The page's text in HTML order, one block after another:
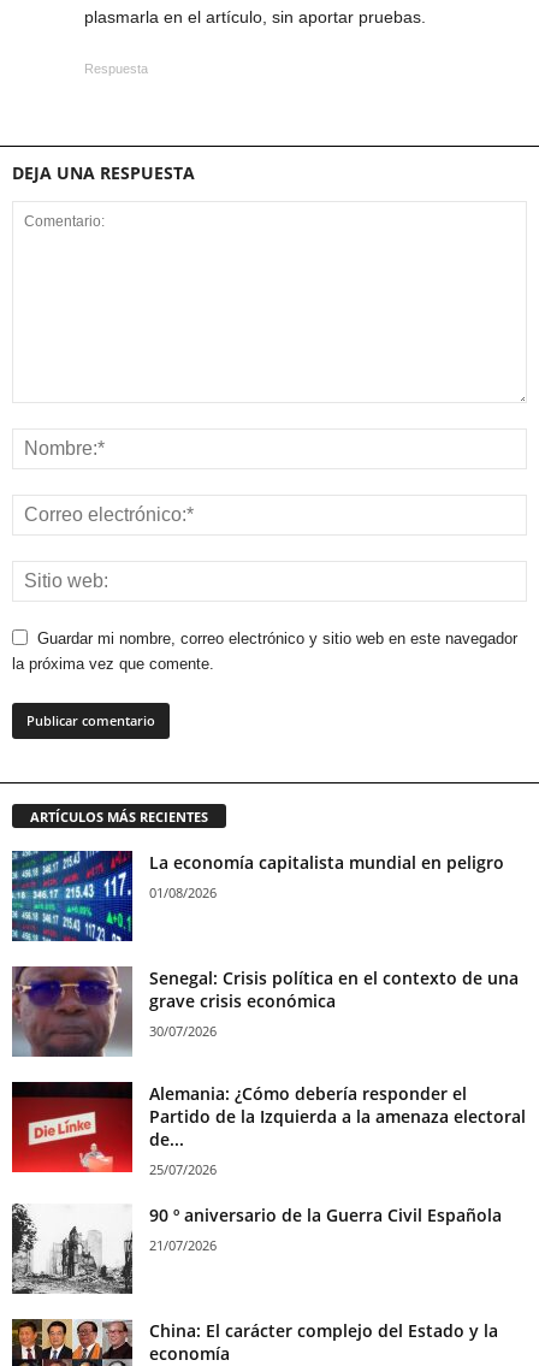
plasmarla en el artículo, sin aportar pruebas.
Respuesta
DEJA UNA RESPUESTA
Guardar mi nombre, correo electrónico y sitio web en este navegador
la próxima vez que comente.
ARTÍCULOS MÁS RECIENTES
La economía capitalista mundial en peligro
01/08/2026
Senegal: Crisis política en el contexto de una
grave crisis económica
30/07/2026
Alemania: ¿Cómo debería responder el
Partido de la Izquierda a la amenaza electoral
de...
25/07/2026
90 º aniversario de la Guerra Civil Española
21/07/2026
China: El carácter complejo del Estado y la
economía